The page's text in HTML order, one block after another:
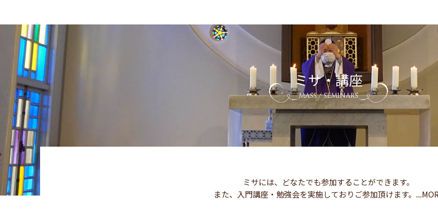
ミサ・講座
MASS / SEMINARS
ミサには、どなたでも参加することができます。
また、入門講座・勉強会を実施しておりご参加頂けます。